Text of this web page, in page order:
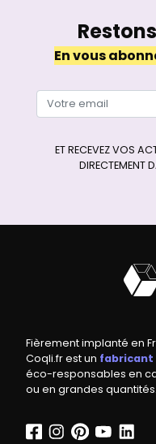
En vous
ET RECEVEZ VOS
DIRECTEMENT
Fièrement implanté en
Coqli.fr est un fabricant
éco-responsables en
ou en grandes quantités.